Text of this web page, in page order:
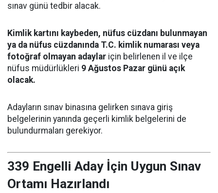
sınav günü tedbir alacak.
Kimlik kartını kaybeden, nüfus cüzdanı bulunmayan
ya da nüfus cüzdanında T.C. kimlik numarası veya
fotoğraf olmayan adaylar için belirlenen il ve ilçe
nüfus müdürlükleri 9 Ağustos Pazar günü açık
olacak.
Adayların sınav binasına gelirken sınava giriş
belgelerinin yanında geçerli kimlik belgelerini de
bulundurmaları gerekiyor.
339 Engelli Aday İçin Uygun Sınav
Ortamı Hazırlandı